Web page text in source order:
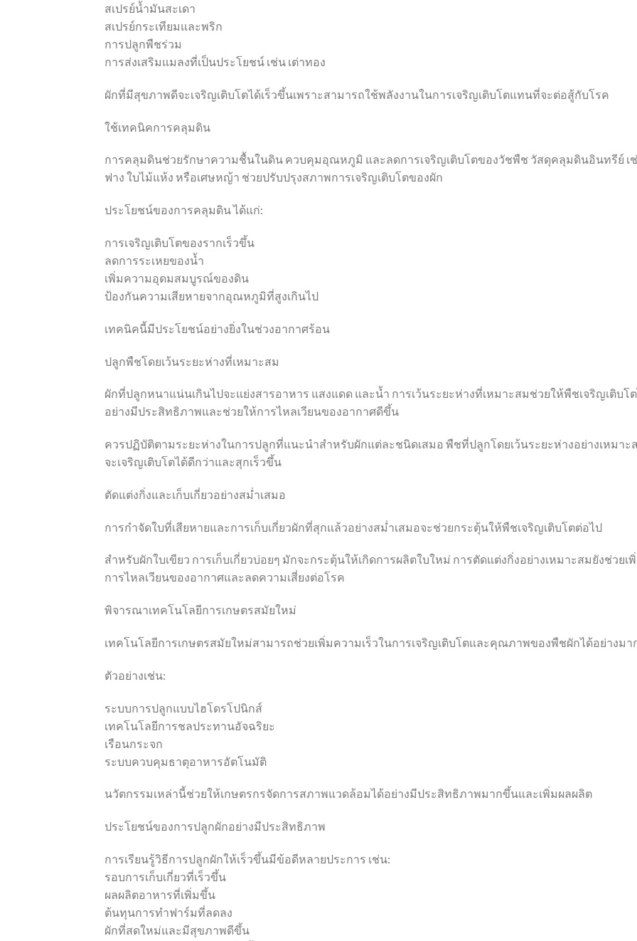
สเปรย์น้ำมันสะเดา
สเปรย์กระเทียมและพริก
การปลูกพืชร่วม
การส่งเสริมแมลงที่เป็นประโยชน์ เช่น เต่าทอง
ผักที่มีสุขภาพดีจะเจริญเติบโตได้เร็วขึ้นเพราะสามารถใช้พลังงานในการเจริญเติบโตแทนที่จะต่อสู้กับโรค
ใช้เทคนิคการคลุมดิน
การคลุมดินช่วยรักษาความชื้นในดิน ควบคุมอุณหภูมิ และลดการเจริญเติบโตของวัชพืช วัสดุคลุมดินอินทรีย์ เ
ฟาง ใบไม้แห้ง หรือเศษหญ้า ช่วยปรับปรุงสภาพการเจริญเติบโตของผัก
ประโยชน์ของการคลุมดิน ได้แก่:
การเจริญเติบโตของรากเร็วขึ้น
ลดการระเหยของน้ำ
เพิ่มความอุดมสมบูรณ์ของดิน
ป้องกันความเสียหายจากอุณหภูมิที่สูงเกินไป
เทคนิคนี้มีประโยชน์อย่างยิ่งในช่วงอากาศร้อน
ปลูกพืชโดยเว้นระยะห่างที่เหมาะสม
ผักที่ปลูกหนาแน่นเกินไปจะแย่งสารอาหาร แสงแดด และน้ำ การเว้นระยะห่างที่เหมาะสมช่วยให้พืชเจริญเติบโ
อย่างมีประสิทธิภาพและช่วยให้การไหลเวียนของอากาศดีขึ้น
ควรปฏิบัติตามระยะห่างในการปลูกที่แนะนำสำหรับผักแต่ละชนิดเสมอ พืชที่ปลูกโดยเว้นระยะห่างอย่างเหมาะ
จะเจริญเติบโตได้ดีกว่าและสุกเร็วขึ้น
ตัดแต่งกิ่งและเก็บเกี่ยวอย่างสม่ำเสมอ
การกำจัดใบที่เสียหายและการเก็บเกี่ยวผักที่สุกแล้วอย่างสม่ำเสมอจะช่วยกระตุ้นให้พืชเจริญเติบโตต่อไป
สำหรับผักใบเขียว การเก็บเกี่ยวบ่อยๆ มักจะกระตุ้นให้เกิดการผลิตใบใหม่ การตัดแต่งกิ่งอย่างเหมาะสมยังช่วยเ
การไหลเวียนของอากาศและลดความเสี่ยงต่อโรค
พิจารณาเทคโนโลยีการเกษตรสมัยใหม่
เทคโนโลยีการเกษตรสมัยใหม่สามารถช่วยเพิ่มความเร็วในการเจริญเติบโตและคุณภาพของพืชผักได้อย่างมา
ตัวอย่างเช่น:
ระบบการปลูกแบบไฮโดรโปนิกส์
เทคโนโลยีการชลประทานอัจฉริยะ
เรือนกระจก
ระบบควบคุมธาตุอาหารอัตโนมัติ
นวัตกรรมเหล่านี้ช่วยให้เกษตรกรจัดการสภาพแวดล้อมได้อย่างมีประสิทธิภาพมากขึ้นและเพิ่มผลผลิต
ประโยชน์ของการปลูกผักอย่างมีประสิทธิภาพ
การเรียนรู้วิธีการปลูกผักให้เร็วขึ้นมีข้อดีหลายประการ เช่น:
รอบการเก็บเกี่ยวที่เร็วขึ้น
ผลผลิตอาหารที่เพิ่มขึ้น
ต้นทุนการทำฟาร์มที่ลดลง
ผักที่สดใหม่และมีสุขภาพดีขึ้น